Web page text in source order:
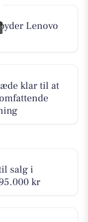
Lenovo
klar til at
salg i
kr